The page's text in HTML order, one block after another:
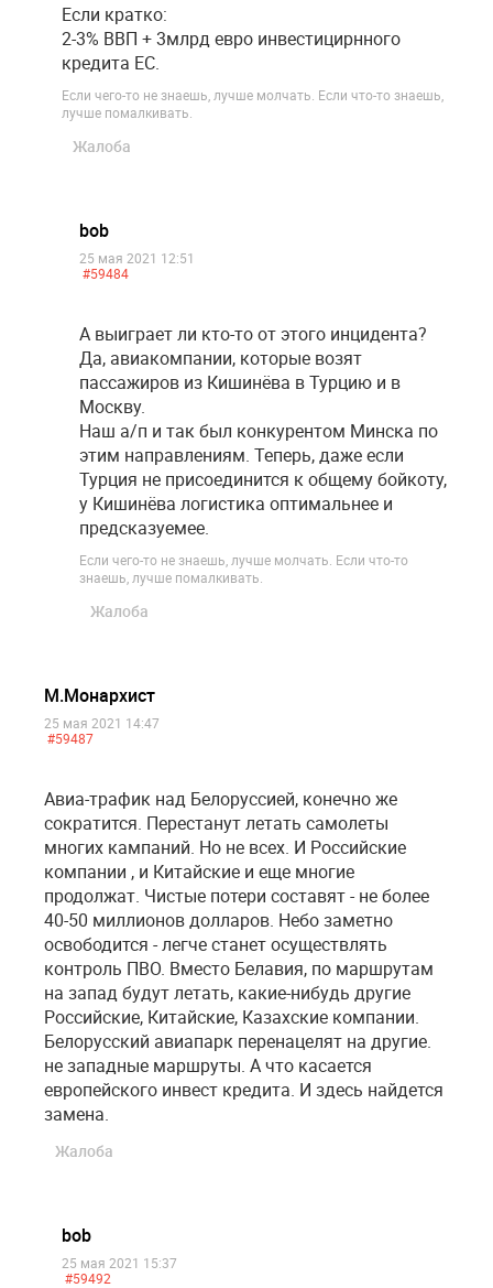
Если кратко:
2-3% ВВП + 3млрд евро инвестицирнного
кредита ЕС.
Если чего-то не знаешь, лучше молчать. Если что-то знаешь,
лучше помалкивать.
Жалоба
bob
25 мая 2021 12:51
#59484
А выиграет ли кто-то от этого инцидента?
Да, авиакомпании, которые возят
пассажиров из Кишинёва в Турцию и в
Москву.
Наш а/п и так был конкурентом Минска по
этим направлениям. Теперь, даже если
Турция не присоединится к общему бойкоту,
у Кишинёва логистика оптимальнее и
предсказуемее.
Если чего-то не знаешь, лучше молчать. Если что-то
знаешь, лучше помалкивать.
Жалоба
М.Монархист
25 мая 2021 14:47
#59487
Авиа-трафик над Белоруссией, конечно же
сократится. Перестанут летать самолеты
многих кампаний. Но не всех. И Российские
компании , и Китайские и еще многие
продолжат. Чистые потери составят - не более
40-50 миллионов долларов. Небо заметно
освободится - легче станет осуществлять
контроль ПВО. Вместо Белавия, по маршрутам
на запад будут летать, какие-нибудь другие
Российские, Китайские, Казахские компании.
Белорусский авиапарк перенацелят на другие.
не западные маршруты. А что касается
европейского инвест кредита. И здесь найдется
замена.
Жалоба
bob
25 мая 2021 15:37
#59492